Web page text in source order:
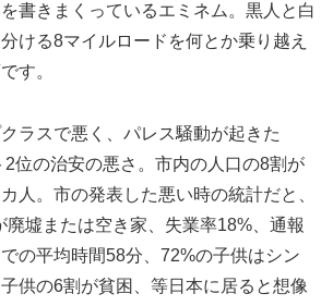
書きまくっているエミネム。黒人と白
ける8マイルロードを何とか乗り越え
す。
ラスで悪く、パレス騒動が起きた
位の治安の悪さ。市内の人口の8割が
人。市の発表した悪い時の統計だと、
廃墟または空き家、失業率18%、通報
の平均時間58分、72%の子供はシン
供の6割が貧困、等日本に居ると想像